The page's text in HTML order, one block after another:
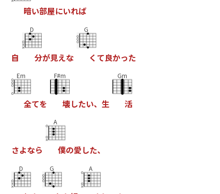
暗い部屋にいれば
自
D
分が見えな
G
く て良かった
Em
全てを
F#m
壊したい、 生
Gm
活
さよなら
A
僕の愛した、
D G A